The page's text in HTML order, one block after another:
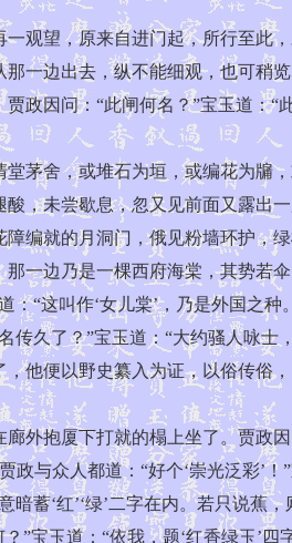
望，原来自进门起，所行至此，
一边出去，纵不能细观，也可稍
政因问：“此闸何名？”宝玉道：“
舍，或堆石为垣，或编花为牖，
，未尝歇息，忽又见前面又露出
障编就的月洞门，俄见粉墙环护，
一边乃是一棵西府海棠，其势若
：“这叫作‘女儿棠’，乃是外国之
传久了？”宝玉道：“大约骚人咏
他便以野史纂入为证，以俗传俗
抱厦下打就的榻上坐了。贾政因
政与众人都道：“好个‘崇光泛彩’
暗蓄‘红’‘绿’二字在内。若只说
”宝玉道：“依我，题‘红香绿玉’